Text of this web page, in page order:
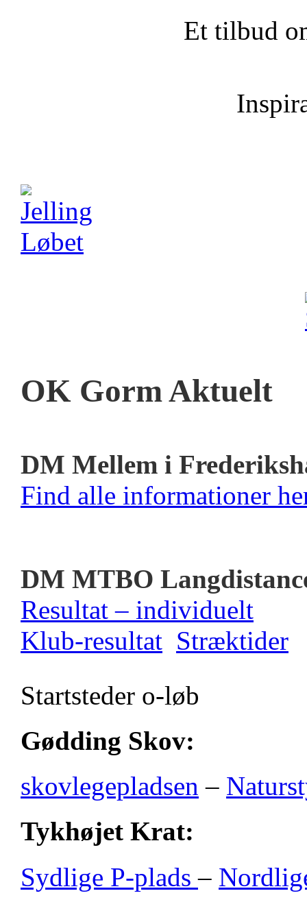
Et tilbud
OK Gorm Aktuelt
DM Mellem i
Find alle informationer
DM MTBO
Resultat – individuelt
Klub-resultat Stræktider
Startsteder o-løb
Gødding Skov:
skovlegepladsen –
Tykhøjet Krat:
Sydlige P-plads–